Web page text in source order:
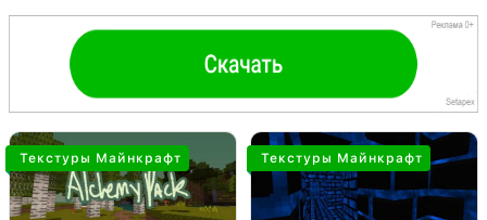
Текстуры Майнкрафт Текстуры Майнкрафт